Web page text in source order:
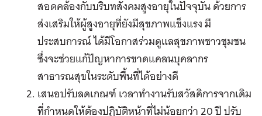
สอดคล้องกับบริบทสังคมสูงอายุในปัจจุบัน ด้วยการ
ส่งเสริมให้ผู้สูงอายุที่ยังมีสุขภาพแข็งแรง มี
ประสบการณ์ ได้มีโอกาสร่วมดูแลสุขภาพชาวชุมชน
ซึ่งจะช่วยแก้ปัญหาการขาดแคลนบุคลากร
สาธารณสุขในระดับพื้นที่ได้อย่างดี
เสนอปรับลดเกณฑ์ เวลาทำงานรับสวัสดิการจากเดิม
ที่กำหนดให้ต้องปฏิบัติหน้าที่ไม่น้อยกว่า 20 ปี ปรับ